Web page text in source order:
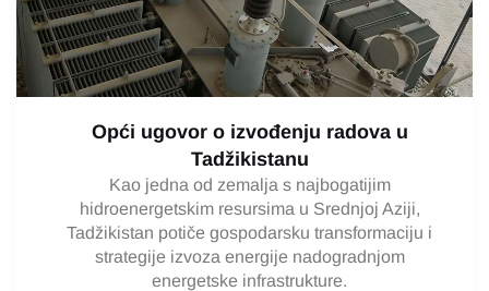
Opći ugovor o izvođenju radova u
Tadžikistanu
Kao jedna od zemalja s najbogatijim
hidroenergetskim resursima u Srednjoj Aziji,
Tadžikistan potiče gospodarsku transformaciju i
strategije izvoza energije nadogradnjom
energetske infrastrukture.